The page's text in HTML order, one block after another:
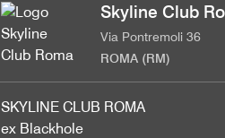
Skyline Club
Via Pontremoli 36
ROMA (RM)
SKYLINE CLUB ROMA
ex Blackhole